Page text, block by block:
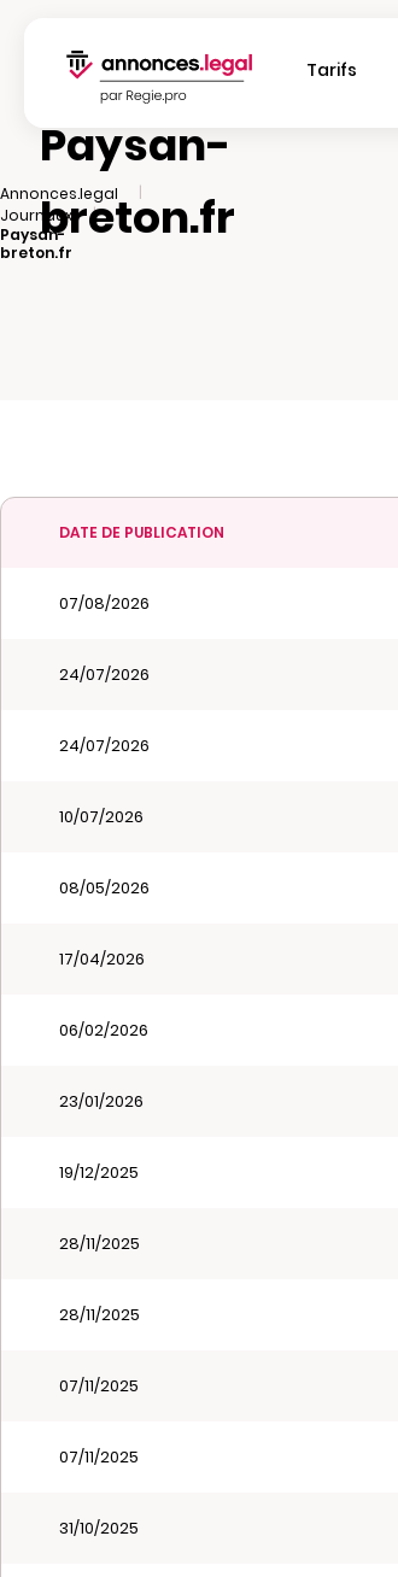
Tarifs
Annonces.legal
|
Journaux
|
Paysan-
breton.fr
Paysan-
breton.fr
DATE DE PUBLICATION
07/08/2026
24/07/2026
24/07/2026
10/07/2026
08/05/2026
17/04/2026
06/02/2026
23/01/2026
19/12/2025
28/11/2025
28/11/2025
07/11/2025
07/11/2025
31/10/2025